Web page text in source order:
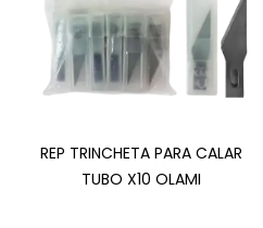
REP TRINCHETA PARA CALAR
TUBO X10 OLAMI